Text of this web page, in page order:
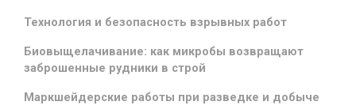
Технология и безопасность взрывных работ
Биовыщелачивание: как микробы возвращают
заброшенные рудники в строй
Маркшейдерские работы при разведке и добыче